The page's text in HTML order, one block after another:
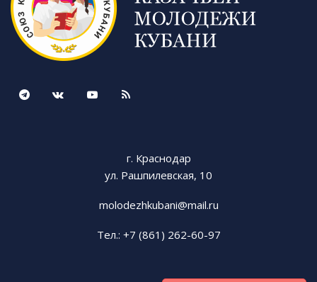
г. Краснодар
ул. Рашпилевская, 10
molodezhkubani@mail.ru
Тел.: +7 (861) 262-60-97